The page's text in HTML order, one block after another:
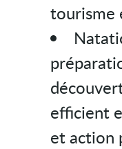
tourisme
efficient
et action